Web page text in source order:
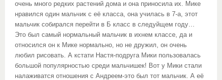
очень много редких растений дома и она приносила их. Мике
нравился один мальчик с её класса, она училась в 7-а, этот
мальчик собирался перейти в Б класс в следуйщем году…
Это был самый нормальный мальчик в ихнем классе, да и
относился он к Мике нормально, но не дружил, он очень
любил рисовать. А кстати Настя-подруга Мики пользовалась
большой популярностью среди мальчишек! Вот у Мики стали
налаживатся отношения с Андреем-это был тот мальчик. А её